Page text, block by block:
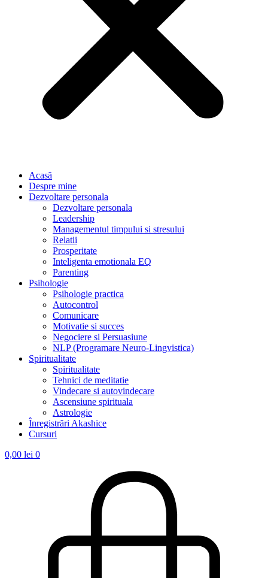
Acasă
Despre mine
Dezvoltare personala
Dezvoltare personala
Leadership
Managementul timpului si stresului
Relatii
Prosperitate
Inteligenta emotionala EQ
Parenting
Psihologie
Psihologie practica
Autocontrol
Comunicare
Motivatie si succes
Negociere si Persuasiune
NLP (Programare Neuro-Lingvistica)
Spiritualitate
Spiritualitate
Tehnici de meditatie
Vindecare si autovindecare
Ascensiune spirituala
Astrologie
Înregistrări Akashice
Cursuri
0,00 lei 0